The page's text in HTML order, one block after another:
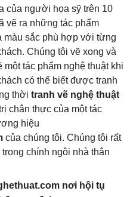
của người họa sỹ trên 10
vẽ ra những tác phẩm
màu sắc phù hợp với từng
Chúng tôi vẽ xong và
tác phẩm nghệ thuật khi
có thể biết được tranh
thời tranh vẽ nghệ thuật
chân thực của một tác
hiệu
của chúng tôi. Chúng tôi rất
chính ngôi nhà thân
nơi hội tụ